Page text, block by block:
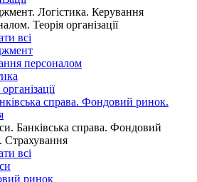
Логістика. Керування
Теорія організації
всі
персоналом
справа. Фондовий ринок.
Банківська справа. Фондовий
Страхування
всі
ринок